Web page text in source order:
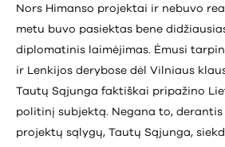
Nors Himanso projektai ir nebuvo
metu buvo pasiektas bene
diplomatinis laimėjimas. Ėmusi
ir Lenkijos derybose dėl Vilniaus
Tautų Sąjunga faktiškai pripažino
politinį subjektą. Negana to, derantis
projektų sąlygų, Tautų Sąjunga,